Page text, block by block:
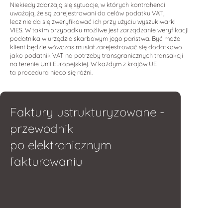
Niekiedy zdarzają się sytuacje, w których kontrahenci
uważają, że są zarejestrowani do celów podatku VAT,
lecz nie da się zweryfikować ich przy użyciu wyszukiwarki
VIES. W takim przypadku możliwe jest zarządzanie weryfikacji
podatnika w urzędzie skarbowym jego państwa. Być może
klient będzie wówczas musiał zarejestrować się dodatkowo
jako podatnik VAT na potrzeby transgranicznych transakcji
na terenie Unii Europejskiej. W każdym z krajów UE
ta procedura nieco się różni.
Faktury ustrukturyzowane -
przewodnik
po elektronicznym
fakturowaniu